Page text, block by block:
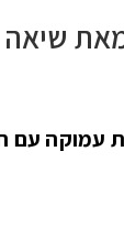
שיאה
עמוקה